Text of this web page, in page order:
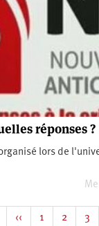
réponses ?
lors de
Page
‹‹ Page
1 Page
2 3